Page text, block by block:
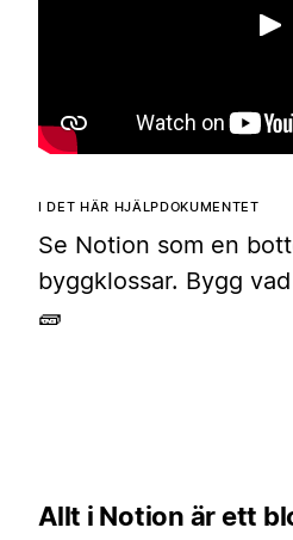
I DET HÄR HJÄLPDOKUMENTET
Se Notion som en
byggklossar. Bygg
🧱
Allt i Notion är ett